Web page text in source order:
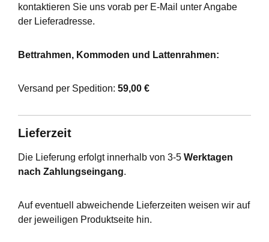
kontaktieren Sie uns vorab per E-Mail unter Angabe
der Lieferadresse.
Bettrahmen, Kommoden und Lattenrahmen:
Versand per Spedition: 59,00 €
Lieferzeit
Die Lieferung erfolgt innerhalb von 3-5 Werktagen
nach Zahlungseingang.
Auf eventuell abweichende Lieferzeiten weisen wir auf
der jeweiligen Produktseite hin.